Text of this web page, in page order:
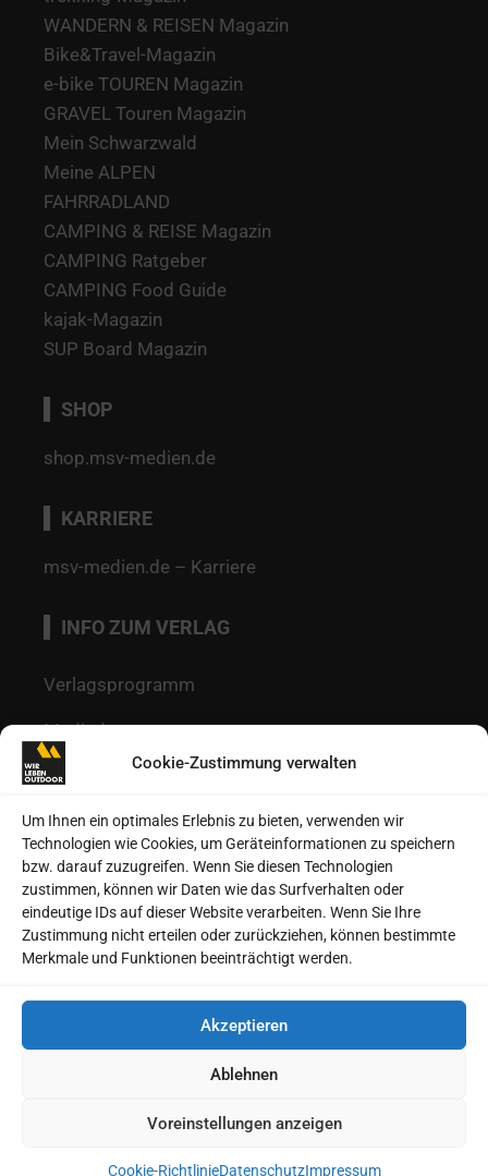
Cookie-Zustimmung verwalten
Um Ihnen ein optimales Erlebnis zu bieten, verwenden wir
Technologien wie Cookies, um Geräteinformationen zu speichern
bzw. darauf zuzugreifen. Wenn Sie diesen Technologien
zustimmen, können wir Daten wie das Surfverhalten oder
eindeutige IDs auf dieser Website verarbeiten. Wenn Sie Ihre
Zustimmung nicht erteilen oder zurückziehen, können bestimmte
Merkmale und Funktionen beeinträchtigt werden.
Akzeptieren
Ablehnen
Voreinstellungen anzeigen
Cookie-RichtlinieDatenschutzImpressum
WANDERN & REISEN Magazin
Bike&Travel-Magazin
e-bike TOUREN Magazin
GRAVEL Touren Magazin
Mein Schwarzwald
Meine ALPEN
FAHRRADLAND
CAMPING & REISE Magazin
CAMPING Ratgeber
CAMPING Food Guide
kajak-Magazin
SUP Board Magazin
SHOP
shop.msv-medien.de
KARRIERE
msv-medien.de – Karriere
INFO ZUM VERLAG
Verlagsprogramm
Mediadaten
Redaktion
Kontakt
Autoren
Datenschutz
Impressum
Heftarchive
Cookie-Richtlinie (EU)
© 2026 MSV Medien Baden-Baden GmbH